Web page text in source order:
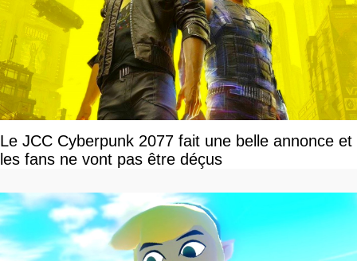
Le JCC Cyberpunk 2077 fait une belle annonce et
les fans ne vont pas être déçus